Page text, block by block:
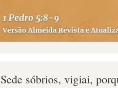
Sede sóbrios, vigiai,